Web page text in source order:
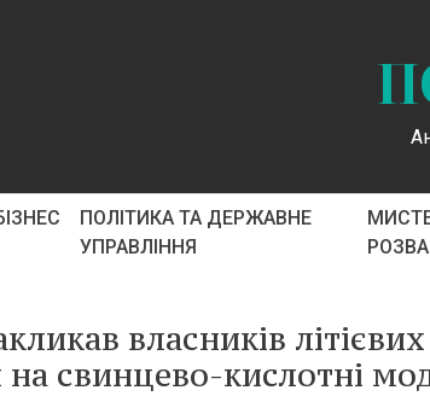
ПОЛІТИКА ТА ДЕРЖАВНЕ
УПРАВЛІННЯ
власників
на свинцево-кислотні